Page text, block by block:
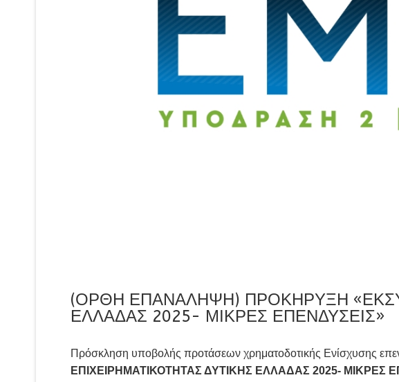
(ΟΡΘΗ ΕΠΑΝΑΛΗΨΗ) ΠΡΟΚΗΡΥΞΗ
ΕΛΛΑΔΑΣ 2025- ΜΙΚΡΕΣ ΕΠΕΝΔΥΣΕΙΣ»
Πρόσκληση υποβολής προτάσεων χρηματοδοτικής Ενίσχυσης
ΕΠΙΧΕΙΡΗΜΑΤΙΚΟΤΗΤΑΣ ΔΥΤΙΚΗΣ ΕΛΛΑΔΑΣ 2025- ΜΙΚΡΕΣ